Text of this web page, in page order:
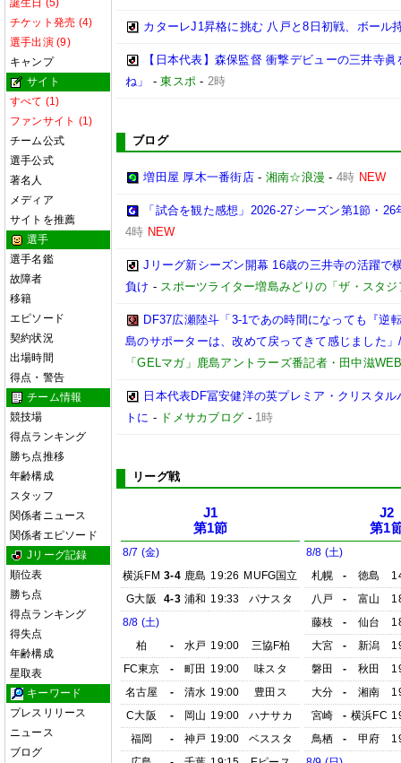
誕生日 (5)
チケット発売 (4)
選手出演 (9)
キャンプ
サイト
すべて (1)
ファンサイト (1)
チーム公式
選手公式
著名人
メディア
サイトを推薦
選手
選手名鑑
故障者
移籍
エピソード
契約状況
出場時間
得点・警告
チーム情報
競技場
得点ランキング
勝ち点推移
年齢構成
スタッフ
関係者ニュース
関係者エピソード
Jリーグ記録
順位表
勝ち点
得点ランキング
得失点
年齢構成
星取表
キーワード
プレスリリース
ニュース
ブログ
カターレJ1昇格に挑む 八戸と8日初戦、ボール
【日本代表】森保監督 衝撃デビューの三井寺
ね」
-東スポ - 2時
ブログ
増田屋 厚木一番街店- 湘南☆浪漫 - 4時 NEW
「試合を観た感想」2026-27シーズン第1節・
4時 NEW
Jリーグ新シーズン開幕 16歳の三井寺の活躍で
負け - スポーツライター増島みどりの「ザ・スタジ
DF37広瀬陸斗「3-1であの時間になっても『逆
島のサポーターは、改めて戻ってきて感じました
「GELマガ」鹿島アントラーズ番記者・田中滋
日本代表DF冨安健洋の英プレミア・クリスタ
トに - ドメサカブログ - 1時
リーグ戦
J1
第1節
8/7 (金)
横浜FM 3-4 鹿島 19:26 MUFG国立
G大阪
4-3 浦和 19:33
パナスタ
8/8 (土)
柏
- 水戸 19:00
三協F柏
FC東京
- 町田 19:00
味スタ
名古屋
- 清水 19:00
豊田ス
C大阪
- 岡山 19:00
ハナサカ
福岡
- 神戸 19:00
ベススタ
J2
第1
8/8 (土)
札幌
- 徳島
八戸
- 富山
藤枝
- 仙台
大宮
- 新潟
磐田
- 秋田
大分
- 湘南
宮崎
- 横浜FC
鳥栖
- 甲府